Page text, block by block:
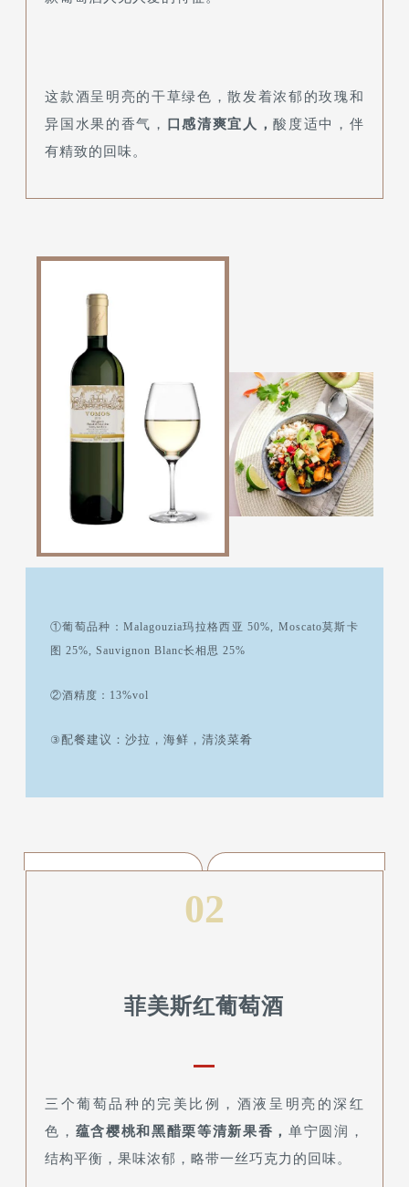
这款酒呈明亮的干草绿色，散发着浓郁的玫瑰和
异国水果的香气，
口感清爽宜人，酸度适中，伴
有精致的回味。
①葡萄品种：Malagouzia玛拉格西亚 50%, Moscato莫斯卡
图 25%, Sauvignon Blanc长相思 25%
②酒精度：13%vol
③配餐建议：沙拉，海鲜，清淡菜肴
02
菲美斯红葡萄酒
三个葡萄品种的完美比例，酒液呈明亮的深红
色， 蕴含樱桃和黑醋栗等清新果香，单宁圆润，
结构平衡，果味浓郁，略带一丝巧克力的回味。